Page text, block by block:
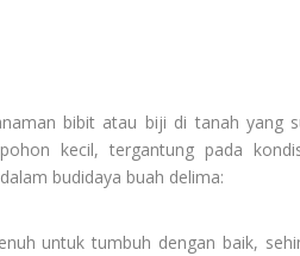
bibit atau biji di tanah yang
kecil, tergantung pada
budidaya buah delima:
untuk tumbuh dengan baik,